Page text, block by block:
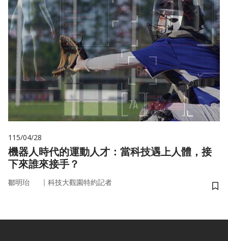
115/04/28
機器人時代的運動人才：當科技遇上人體，接
下來誰來接手？
鄒明珆 ｜ 科技大觀園特約記者
儲